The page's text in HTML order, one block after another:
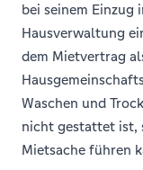
bei seinem Einzug
Hausverwaltung
dem Mietvertrag
Waschen und
nicht gestattet ist,
Mietsache führen